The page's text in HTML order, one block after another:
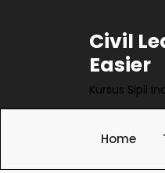
Civil
Easier
Kursus Sipil
Home